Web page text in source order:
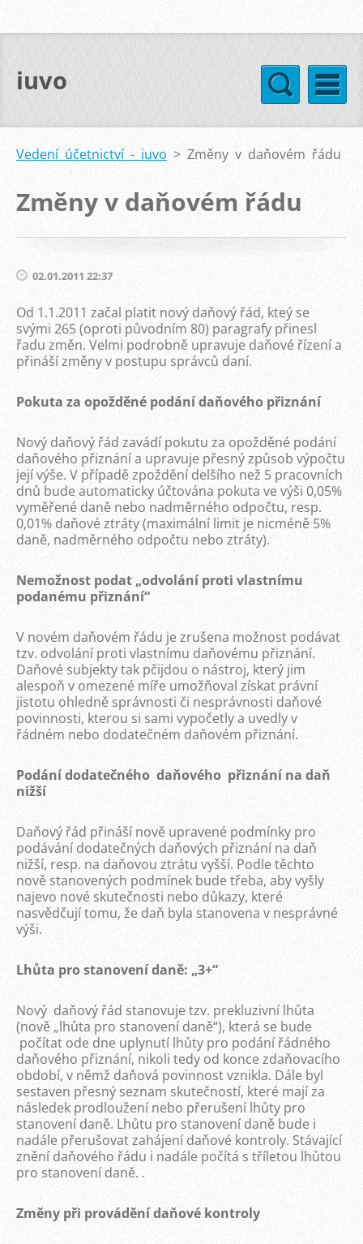
iuvo
Vedení účetnictví - iuvo > Změny v daňovém řádu
Změny v daňovém řádu
02.01.2011 22:37
Od 1.1.2011 začal platit nový daňový řád, kteý se
svými 265 (oproti původním 80) paragrafy přinesl
řadu změn. Velmi podrobně upravuje daňové řízení a
přináší změny v postupu správců daní.
Pokuta za opožděné podání daňového přiznání
Nový daňový řád zavádí pokutu za opožděné podání
daňového přiznání a upravuje přesný způsob výpočtu
její výše. V případě zpoždění delšího než 5 pracovních
dnů bude automaticky účtována pokuta ve výši 0,05%
vyměřené daně nebo nadměrného odpočtu, resp.
0,01% daňové ztráty (maximální limit je nicméně 5%
daně, nadměrného odpočtu nebo ztráty).
Nemožnost podat „odvolání proti vlastnímu
podanému přiznání“
V novém daňovém řádu je zrušena možnost podávat
tzv. odvolání proti vlastnímu daňovému přiznání.
Daňové subjekty tak pčijdou o nástroj, který jim
alespoň v omezené míře umožňoval získat právní
jistotu ohledně správnosti či nesprávnosti daňové
povinnosti, kterou si sami vypočetly a uvedly v
řádném nebo dodatečném daňovém přiznání.
Podání dodatečného daňového přiznání na daň
nižší
Daňový řád přináší nově upravené podmínky pro
podávání dodatečných daňových přiznání na daň
nižší, resp. na daňovou ztrátu vyšší. Podle těchto
nově stanovených podmínek bude třeba, aby vyšly
najevo nové skutečnosti nebo důkazy, které
nasvědčují tomu, že daň byla stanovena v nesprávné
výši.
Lhůta pro stanovení daně: „3+“
Nový daňový řád stanovuje tzv. prekluzivní lhůta
(nově „lhůta pro stanovení daně“), která se bude
počítat ode dne uplynutí lhůty pro podání řádného
daňového přiznání, nikoli tedy od konce zdaňovacího
období, v němž daňová povinnost vznikla. Dále byl
sestaven přesný seznam skutečností, které mají za
následek prodloužení nebo přerušení lhůty pro
stanovení daně. Lhůtu pro stanovení daně bude i
nadále přerušovat zahájení daňové kontroly. Stávající
znění daňového řádu i nadále počítá s tříletou lhůtou
pro stanovení daně. .
Změny při provádění daňové kontroly